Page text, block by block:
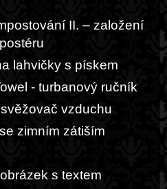
II. – založení
lahvičky s pískem
- turbanový ručník
vzduchu
zimním zátiším
s textem